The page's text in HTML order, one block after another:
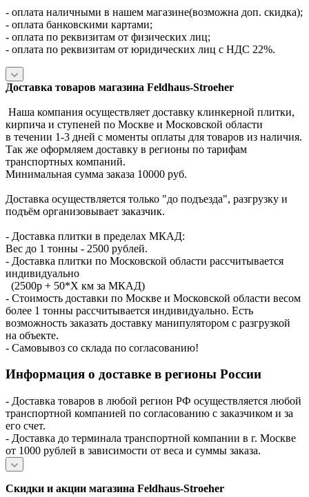
- оплата наличными в нашем магазине(возможна доп. скидка);
- оплата банковскими картами;
- оплата по реквизитам от физических лиц;
- оплата по реквизитам от юридических лиц с НДС 22%.
Доставка товаров магазина Feldhaus-Stroeher
Наша компания осуществляет доставку клинкерной плитки,
кирпича и ступеней по Москве и Московской области
в течении 1-3 дней с моменты оплаты для товаров из наличия.
Так же оформляем доставку в регионы по тарифам
транспортных компаний.
Минимальная сумма заказа 10000 руб.
Доставка осуществляется только "до подъезда", разгрузку и
подъём организовывает заказчик.
- Доставка плитки в пределах МКАД:
Вес до 1 тонны - 2500 рублей.
- Доставка плитки по Московской области рассчитывается
индивидуально
(2500р + 50*X км за МКАД)
- Стоимость доставки по Москве и Московской области весом
более 1 тонны рассчитывается индивидуально. Есть
возможность заказать доставку манипулятором с разгрузкой
на объекте.
- Самовывоз со склада по согласованию!
Информация о доставке в регионы России
- Доставка товаров в любой регион РФ осуществляется любой
транспортной компанией по согласованию с заказчиком и за
его счет.
- Доставка до терминала транспортной компании в г. Москве
от 1000 рублей в зависимости от веса и суммы заказа.
Скидки и акции магазина Feldhaus-Stroeher